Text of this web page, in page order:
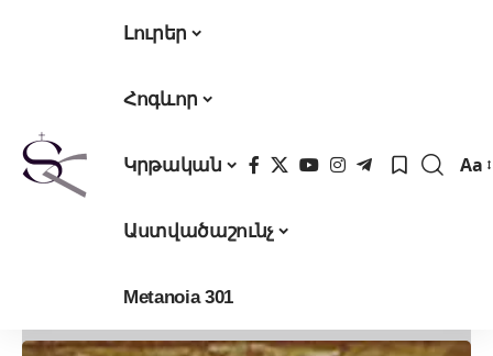
Լուրեր
Հոգևոր
Կրթական
Աստվածաշունչ
Metanoia 301
Aa